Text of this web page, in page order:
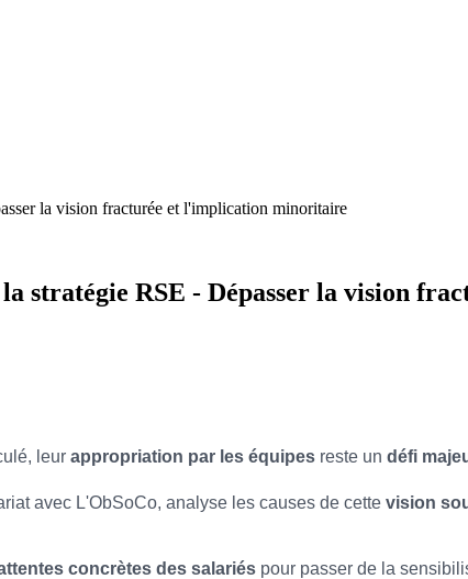
la vision fracturée et l'implication minoritaire
stratégie RSE - Dépasser la vision
leur appropriation par les équipes reste un défi
avec L'ObSoCo, analyse les causes de cette vision
concrètes des salariés pour passer de la